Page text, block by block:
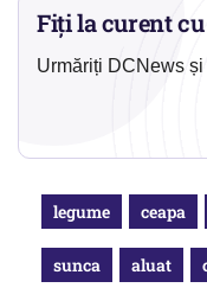
Fiți la curent
Urmăriți DCNews și
legume ceapa
sunca aluat